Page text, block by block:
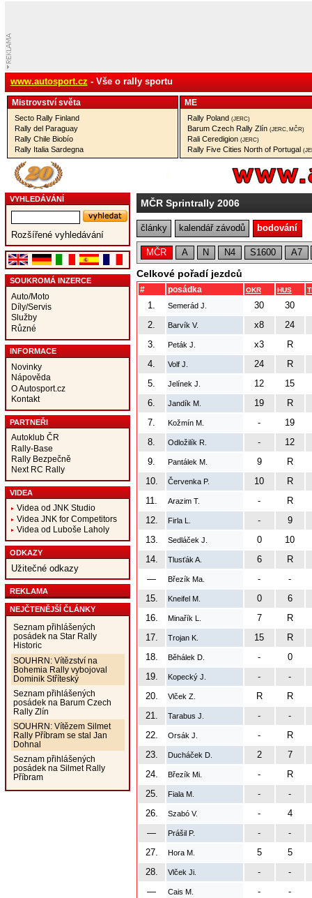
www.autosport.cz - Vše o rally sportu
Mistrovství­ světa
Secto Rally Finland
Rally del Paraguay
Rally Chile Biobío
Rally Italia Sardegna
ME
Rally Poland (JERC)
Barum Czech Rally Zlín (JERC, MČR)
Rali Ceredigion (JERC)
Rally Five Cities North of Portugal
VYHLEDÁVÁNÍ
Rozšířené vyhledávání
SOUKROMÁ INZERCE
Auto/Moto
Díly/Servis
Služby
Různé
INFORMACE
Novinky
Nápověda
O Autosport.cz
Kontakt
PARTNEŘI
Autoklub ČR
Rally-Base
Rally Bezpečně
Next RC Rally
VIDEA
Videa od JNK Studio
Videa JNK for Competitors
Videa od Luboše Laholy
ODKAZY
Užitečné odkazy
REKLAMA
NEJČTENĚJŠÍ ČLÁNKY
Seznam přihlášených
posádek na Star Rally
Historic
SOUHRN: Vítězství na
Bohemia Rally vybojoval
Dominik Stříteský
Seznam přihlášených
posádek na Barum Czech
Rally Zlín
SOUHRN: Vítězem Silmet
Rally Příbram se stal Jan
Dohnal
Seznam přihlášených
posádek na Silmet Rally
Příbram
MČR Sprintrally 2006
články kalendář závodů bodování
MČR A N N4 S1600 A7
Celkové pořadí jezdců
# posádka OKR HUS
1. Semerád J. 30
30
2.
Barvík V. x8
24
3.
Peták J. x3
R
4.
Volf J. 24
R
5.
Jelínek J. 12
15
6.
Jandík M. 19
R
7.
Kožmín M. -
19
8.
Odložilík R. -
12
9.
Pantálek M. 9
R
10.
Červenka P. 10
R
11.
Arazim T. -
R
12.
Firla L. -
9
13.
Sedláček J. 0
10
14.
Tlusťák A. 6
R
—
Březík Ma. -
-
15.
Kneifel M. 0
6
16.
Minařík L. 7
R
17.
Trojan K. 15
R
18.
Běhálek D. -
0
19.
Kopecký J. -
-
20.
Vlček Z. R
R
21.
Tarabus J. -
-
22.
Orsák J. -
R
23.
Ducháček D. 2
7
24.
Březík Mi. -
R
25.
Fiala M. -
-
26.
Szabó V. -
4
—
Prášil P. -
-
27.
Hora M. 5
5
28.
Vlček Ji. -
-
—
Cais M. -
-